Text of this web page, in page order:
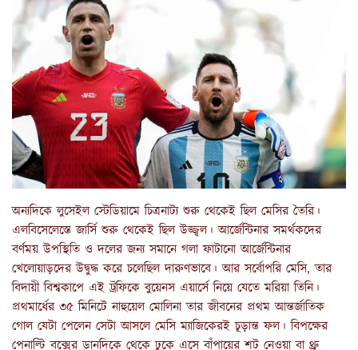
অন্যদিকে লুসেইল স্টেডিয়ামে চিত্রনাট্য শুরু থেকেই ছিল মেসির তৈরি।
এলবিসেলেস্তে জার্সি শুরু থেকেই ছিল উজ্জ্বল। আর্জেন্টিনার সমর্থকদের
বর্ণময় উপস্থিতি ও দলের জন্য সমানে গলা ফাটানো আর্জেন্টিনার
খেলোয়াড়দের উদ্বুদ্ধ করে চলেছিল দারুণভাবে। আর সর্বোপরি মেসি, তার
বিদায়ী বিশ্বকাপে এই ট্রফিকে বুয়েনস এয়ার্সে নিয়ে যেতে মরিয়া তিনি।
প্রথমার্ধের ৩৫ মিনিটে নাহুয়েল মোলিনা তার জীবনের প্রথম আন্তর্জাতিক
গোল যেটা পেলেন সেটা আসলে মেসি ম্যাজিকেরই চূড়ান্ত ফল। বিপক্ষের
পেনাল্টি বক্সের ডানদিকে থেকে ঢুকে এসে বাঁপায়ের শট নেওয়া বা থ্রু